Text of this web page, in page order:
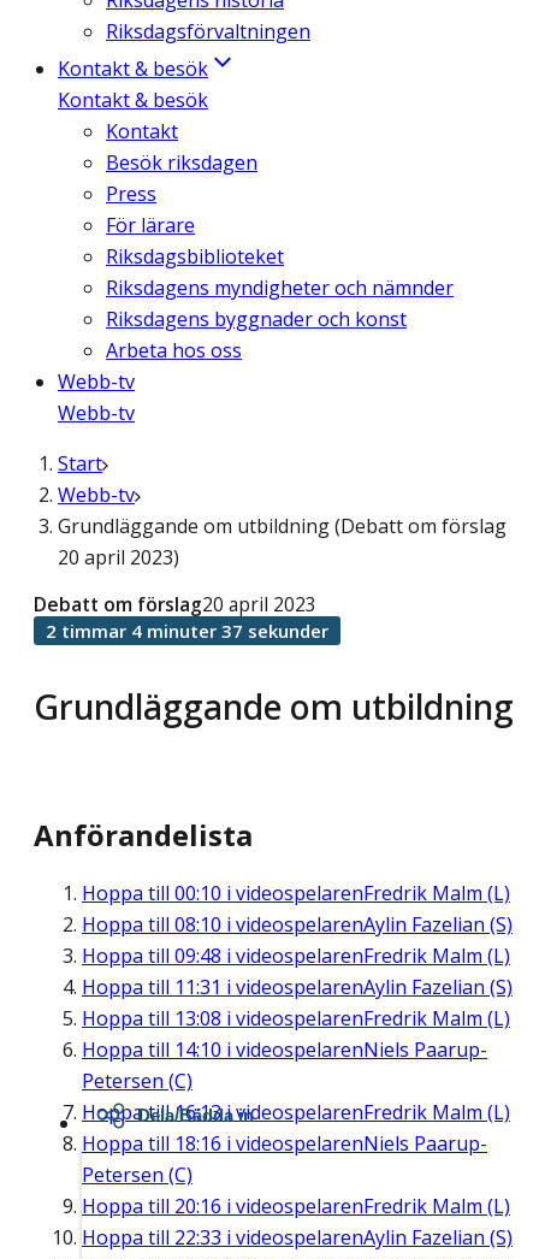
Riksdagsförvaltningen
Kontakt & besök
Kontakt & besök
Kontakt
Besök riksdagen
Press
För lärare
Riksdagsbiblioteket
Riksdagens myndigheter och nämnder
Riksdagens byggnader och konst
Arbeta hos oss
Webb-tv
Webb-tv
Start
Webb-tv
Grundläggande om utbildning (Debatt om förslag
20 april 2023)
Grundläggande om utbildning
Debatt om förslag20 april 2023
2 timmar 4 minuter 37 sekunder
Anförandelista
Hoppa till 00:10 i videospelarenFredrik Malm (L)
Hoppa till 08:10 i videospelarenAylin Fazelian (S)
Hoppa till 09:48 i videospelarenFredrik Malm (L)
Hoppa till 11:31 i videospelarenAylin Fazelian (S)
Hoppa till 13:08 i videospelarenFredrik Malm (L)
Hoppa till 14:10 i videospelarenNiels Paarup-
Petersen (C)
Hoppa till16:13i videospelarenFredrik Malm (L)
Hoppa till 18:16 i videospelarenNiels Paarup-
Petersen (C)
Hoppa till 20:16 i videospelarenFredrik Malm (L)
Hoppa till 22:33 i videospelarenAylin Fazelian (S)
Dela/Bädda in